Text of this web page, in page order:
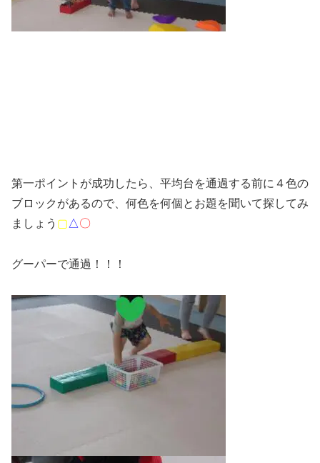
第一ポイントが成功したら、平均台を通過する前に４色の
ブロックがあるので、何色を何個とお題を聞いて探してみ
ましょう ▢△〇
グーパーで通過！！！